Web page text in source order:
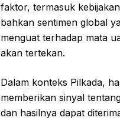
faktor, termasuk
bahkan sentimen global
menguat terhadap mata
akan tertekan.
Dalam konteks Pilkada,
memberikan sinyal
dan hasilnya dapat